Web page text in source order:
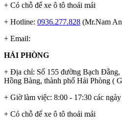
+ Có chỗ để xe ô tô thoải mái
+ Hotline: 0936.277.828 (Mr.Nam
+ Email:
HẢI PHÒNG
+ Địa chỉ: Số 155 đường Bạch
Hồng Bàng, thành phố Hải Phòng (
+ Giờ làm việc: 8:00 - 17:30 các
+ Có chỗ để xe ô tô thoải mái